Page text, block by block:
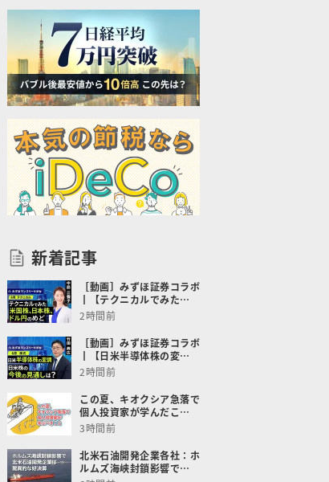
新着記事
［動画］みずほ証券コラボ
┃【テクニカルでみた…
2時間前
［動画］みずほ証券コラボ
┃【日米半導体株の変…
2時間前
この夏、キオクシア急落で
個人投資家が学んだこ…
3時間前
北米石油開発企業各社：ホ
ルムズ海峡封鎖影響で…